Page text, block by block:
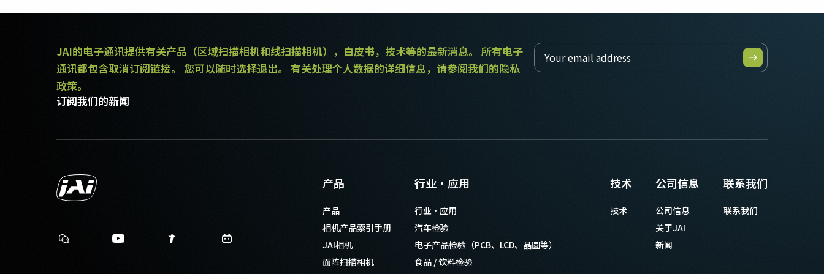
JAI的电子通讯提供有关产品（区域扫描相机和线扫描相机），白皮书，技术等的最新消息。 所有电子
通讯都包含取消订阅链接。 您可以随时选择退出。 有关处理个人数据的详细信息，请参阅我们的隐私
政策。
订阅我们的新闻
产品
产品
相机产品索引手册
JAI相机
面阵扫描相机
行业·应用
行业·应用
汽车检验
电子产品检验（PCB、LCD、晶圆等）
食品 / 饮料检验
技术
技术
公司信息
公司信息
关于JAI
新闻
联系我们
联系我们